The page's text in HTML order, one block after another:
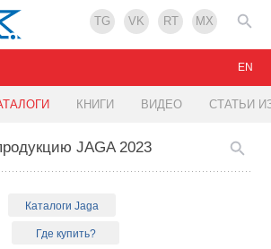
TG VK RT MX
КНИГИ ВИДЕО СТАТЬИ
EN
JAGA 2023
Каталоги Jaga
Где купить?